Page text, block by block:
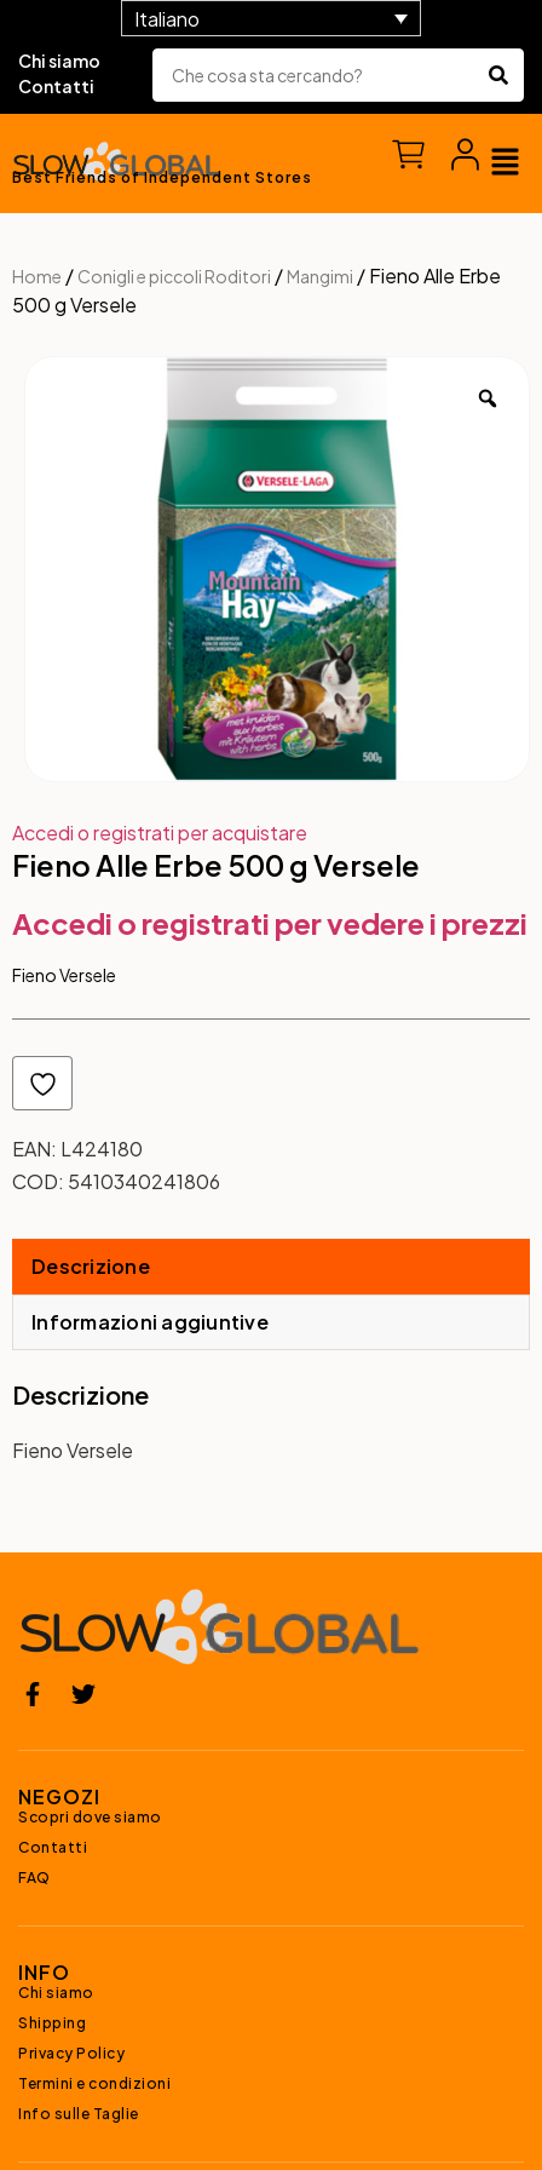
Italiano
Chi siamo
Contatti
Best Friends of Independent Stores
Home / Conigli e piccoli Roditori / Mangimi / Fieno Alle Erbe
500 g Versele
Accedi o registrati per acquistare
Fieno Alle Erbe 500 g Versele
Accedi o registrati per vedere i prezzi
Fieno Versele
EAN: L424180
COD: 5410340241806
Descrizione
Informazioni aggiuntive
Descrizione
Fieno Versele
NEGOZI
Scopri dove siamo
Contatti
FAQ
INFO
Chi siamo
Shipping
Privacy Policy
Termini e condizioni
Info sulle Taglie